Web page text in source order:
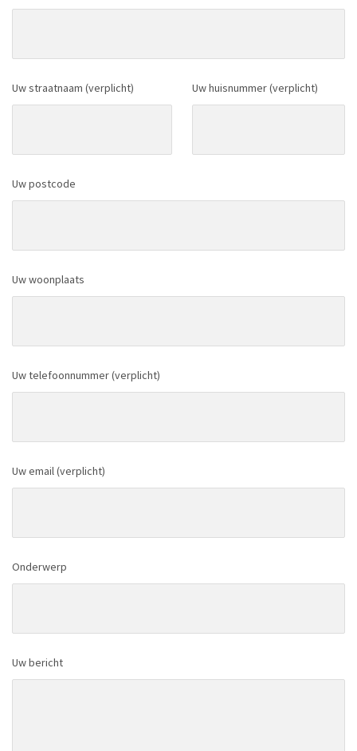
Uw straatnaam (verplicht) Uw huisnummer (verplicht)
Uw postcode
Uw woonplaats
Uw telefoonnummer (verplicht)
Uw email (verplicht)
Onderwerp
Uw bericht